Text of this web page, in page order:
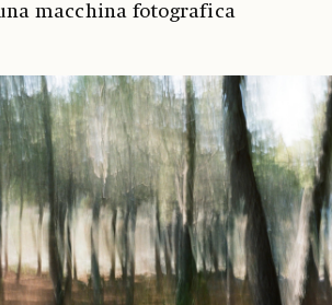
macchina fotografica